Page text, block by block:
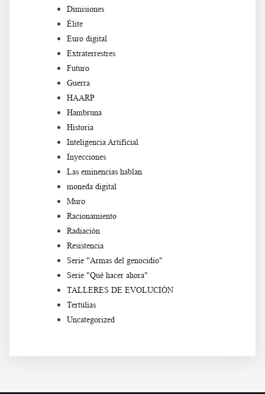
Dimisiones
Élite
Euro digital
Extraterrestres
Futuro
Guerra
HAARP
Hambruna
Historia
Inteligencia Artificial
Inyecciones
Las eminencias hablan
moneda digital
Muro
Racionamiento
Radiación
Resistencia
Serie "Armas del genocidio"
Serie "Qué hacer ahora"
TALLERES DE EVOLUCIÓN
Tertulias
Uncategorized